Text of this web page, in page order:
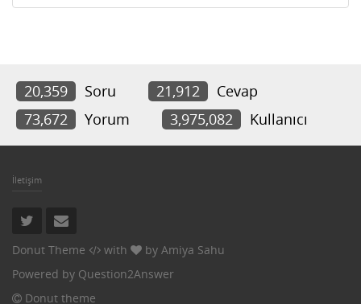
20,359 Soru 21,912
Cevap
73,672
Yorum 3,975,082 Kullanıcı
İletişim
Donut Theme with by Amiya Sahu
Powered by Question2Answer
Donut theme